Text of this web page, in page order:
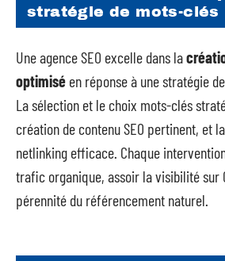
stratégie de mots-clés
Une agence SEO excelle dans la
optimisé en réponse à une stratégie
La sélection et le choix mots-clés
création de contenu SEO pertinent, et
netlinking efficace. Chaque
trafic organique, assoir la visibilité sur
pérennité du référencement naturel.